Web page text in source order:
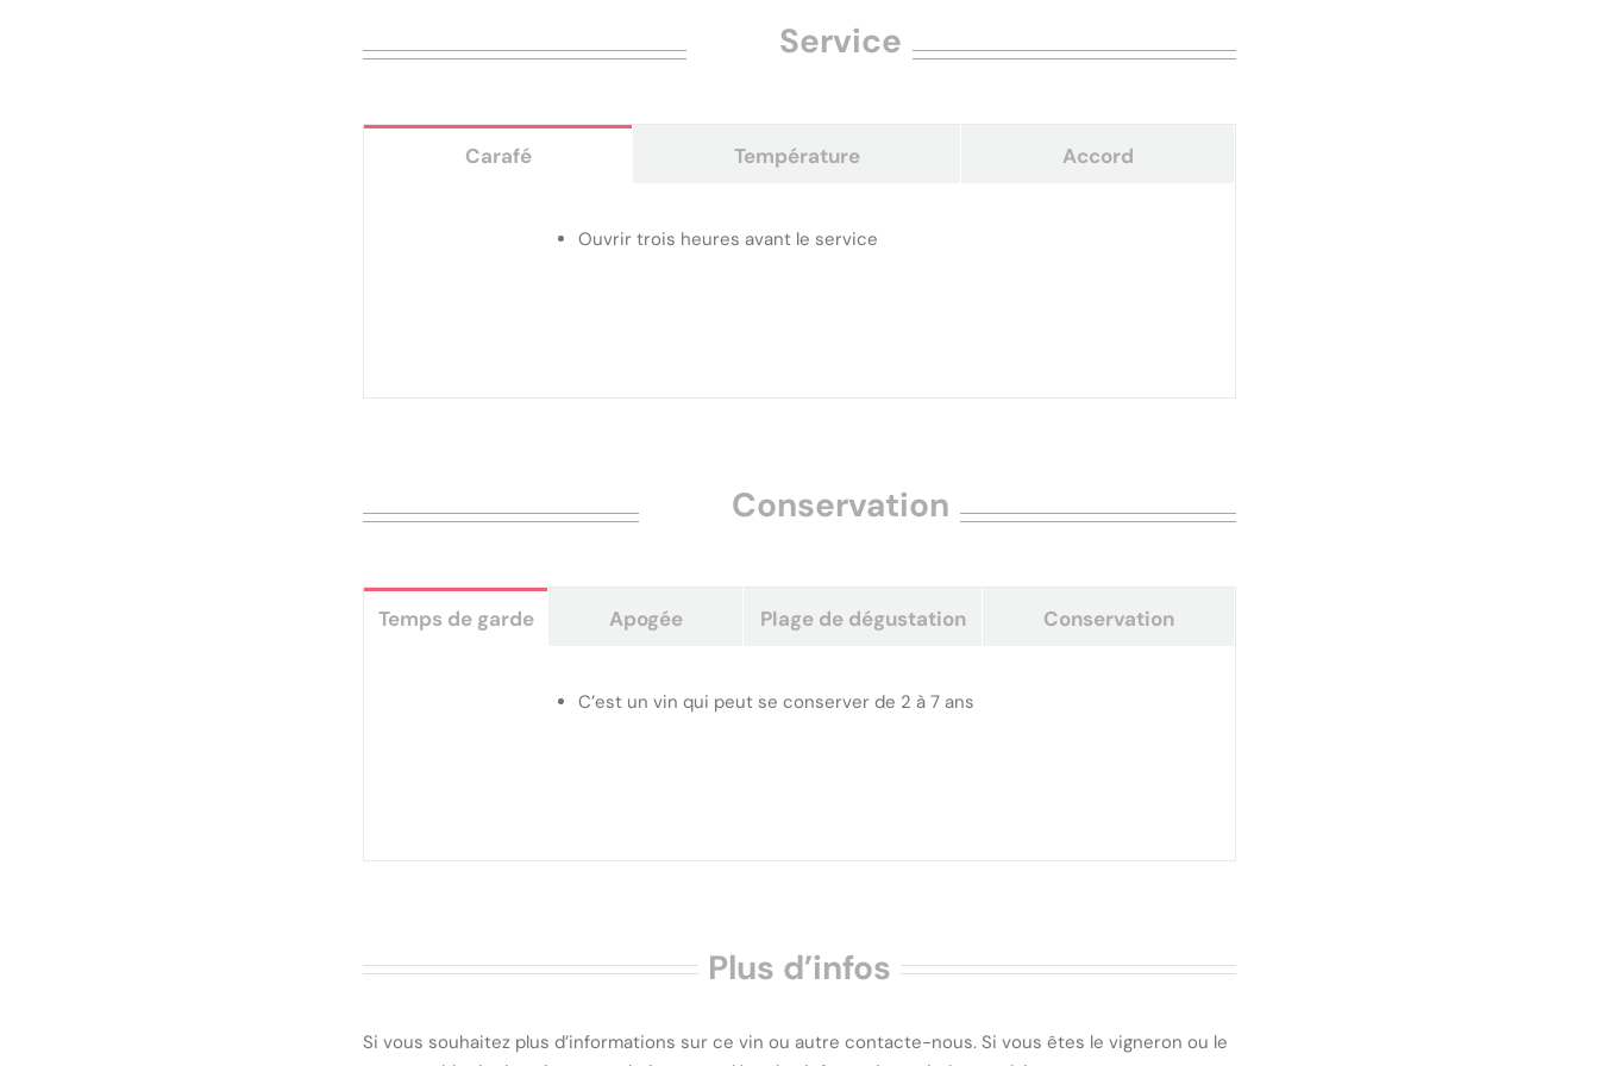
Service
Carafé Température Accord
Ouvrir trois heures avant le service
Conservation
Temps de garde Apogée Plage de dégustation Conservation
C’est un vin qui peut se conserver de 2 à 7 ans
Plus d’infos
Si vous souhaitez plus d’informations sur ce vin ou autre contacte-nous. Si vous êtes le vigneron ou le